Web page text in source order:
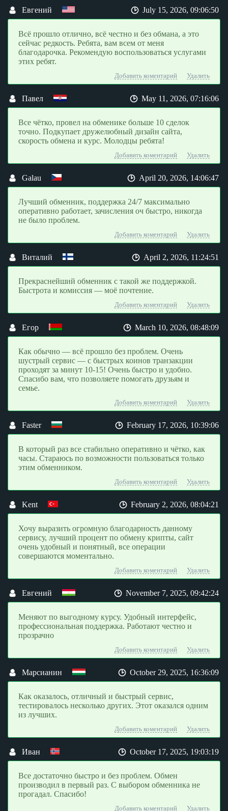
Евгений July 15, 2026, 09:06:50
Всё прошло отлично, всё честно и без обмана, а это
сейчас редкость. Ребята, вам всем от меня
благодарочка. Рекомендую воспользоваться услугами
этих ребят.
Добавить коментарий Удалить
Павел May 11, 2026, 07:16:06
Все чётко, провел на обменике больше 10 сделок
точно. Подкупает дружелюбный дизайн сайта,
скорость обмена и курс. Молодцы ребята!
Добавить коментарий Удалить
Galau April 20, 2026, 14:06:47
Лучший обменник, поддержка 24/7 максимально
оперативно работает, зачисления оч быстро, никогда
не было проблем.
Добавить коментарий Удалить
Виталий April 2, 2026, 11:24:51
Прекраснейший обменник с такой же поддержкой.
Быстрота и комиссия — моё почтение.
Добавить коментарий Удалить
Егор March 10, 2026, 08:48:09
Как обычно — всё прошло без проблем. Очень
шустрый сервис — с быстрых коинов транзакции
проходят за минут 10-15! Очень быстро и удобно.
Спасибо вам, что позволяете помогать друзьям и
семье.
Добавить коментарий Удалить
Faster February 17, 2026, 10:39:06
В который раз все стабильно оперативно и чётко, как
часы. Стараюсь по возможности пользоваться только
этим обменником.
Добавить коментарий Удалить
Kent February 2, 2026, 08:04:21
Хочу выразить огромную благодарность данному
сервису, лучший процент по обмену крипты, сайт
очень удобный и понятный, все операции
совершаются моментально.
Добавить коментарий Удалить
Евгений November 7, 2025, 09:42:24
Меняют по выгодному курсу. Удобный интерфейс,
профессиональная поддержка. Работают честно и
прозрачно
Добавить коментарий Удалить
Марсианин October 29, 2025, 16:36:09
Как оказалось, отличный и быстрый сервис,
тестировалось несколько других. Этот оказался одним
из лучших.
Добавить коментарий Удалить
Иван October 17, 2025, 19:03:19
Все достаточно быстро и без проблем. Обмен
производил в первый раз. С выбором обменника не
прогадал. Спасибо!
Добавить коментарий Удалить